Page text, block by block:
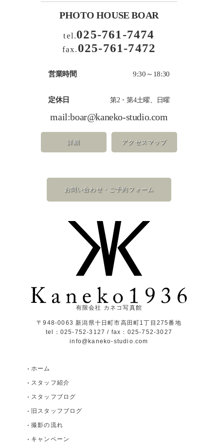
PHOTO HOUSE BOAR
tel.025-761-7474
fax. 025-761-7472
営業時間 9:30～18:30
定休日 第2・第4土曜、日曜
mail:boar@kaneko-studio.com
詳細 アクセスマップ
お問い合わせ・ご予約フォーム
有限会社 カネコ写真館
〒948-0063 新潟県十日町市高田町1丁目275番地
tel：025-752-3127 / fax：025-752-3027
info@kaneko-studio.com
ホーム
スタッフ紹介
スタッフブログ
旧スタッフブログ
撮影の流れ
キャンペーン